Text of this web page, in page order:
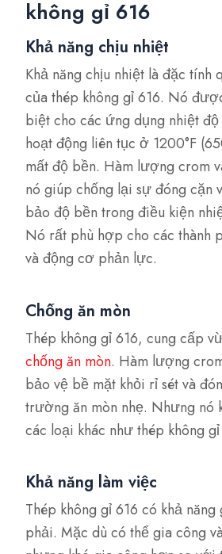
không gỉ 616
Khả năng chịu nhiệt
Khả năng chịu nhiệt là đặc tính
của thép không gỉ 616. Nó
biệt cho các ứng dụng nhiệt
hoạt động liên tục ở 1200°F
mất độ bền. Hàm lượng crom
nó giúp chống lại sự đóng cặn
bảo độ bền trong điều kiện
Nó rất phù hợp cho các thành
và động cơ phản lực.
Chống ăn mòn
Thép không gỉ 616, cung cấp
chống ăn mòn. Hàm lượng
bảo vệ bề mặt khỏi rỉ sét và
trường ăn mòn nhẹ. Nhưng nó
các loại khác như thép không gỉ
Khả năng làm việc
Thép không gỉ 616 có khả
phải. Mặc dù có thể gia công